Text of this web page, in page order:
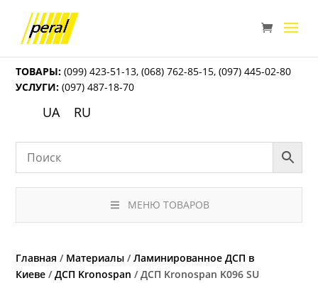
ТОВАРЫ: (099) 423-51-13,(068) 762-85-15,(097) 445-02-80
УСЛУГИ: (097) 487-18-70
UA RU
МЕНЮ ТОВАРОВ
Главная / Материалы /Ламинированное ДСП в
Киеве /ДСП Kronospan / ДСП Kronospan K096 SU